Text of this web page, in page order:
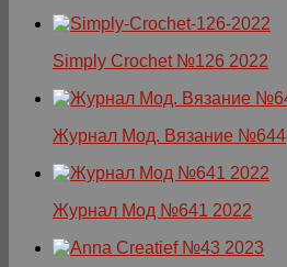
Simply Crochet №126 2022
Журнал Мод. Вязание №644
Журнал Мод №641 2022